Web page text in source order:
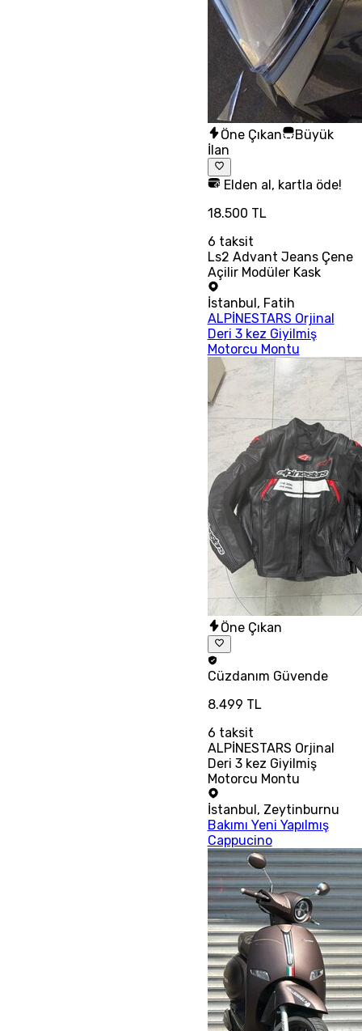
Öne Çıkan
Büyük
İlan
Elden al, kartla öde!
18.500 TL
6 taksit
Ls2 Advant Jeans Çene
Açilir Modüler Kask
İstanbul, Fatih
ALPİNESTARS Orjinal
Deri 3 kez Giyilmiş
Motorcu Montu
Öne Çıkan
Cüzdanım Güvende
8.499 TL
6 taksit
ALPİNESTARS Orjinal
Deri 3 kez Giyilmiş
Motorcu Montu
İstanbul, Zeytinburnu
Bakımı Yeni Yapılmış
Cappucino